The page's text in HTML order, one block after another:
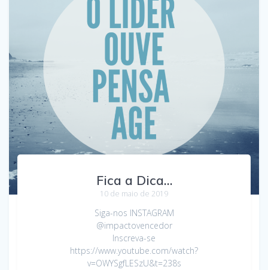
Fica a Dica…
10 de maio de 2019
Siga-nos INSTAGRAM
@impactovencedor
Inscreva-se
https://www.youtube.com/watch?
v=OWYSgfLESzU&t=238s